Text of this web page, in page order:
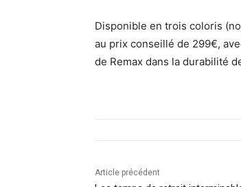
Disponible en trois coloris
au prix conseillé de 299€,
de Remax dans la durabilité
Article précédent